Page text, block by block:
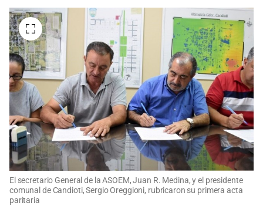
El secretario General de la ASOEM, Juan R. Medina, y el presidente
comunal de Candioti, Sergio Oreggioni, rubricaron su primera acta
paritaria